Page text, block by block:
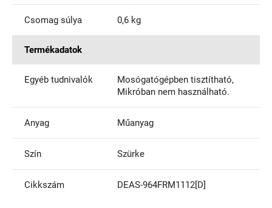
Csomag súlya 0,6 kg
Termékadatok
Egyéb tudnivalók
Mosógatógépben tisztítható,
Mikróban nem használható.
Anyag Műanyag
Szín Szürke
Cikkszám DEAS-964FRM1112[D]